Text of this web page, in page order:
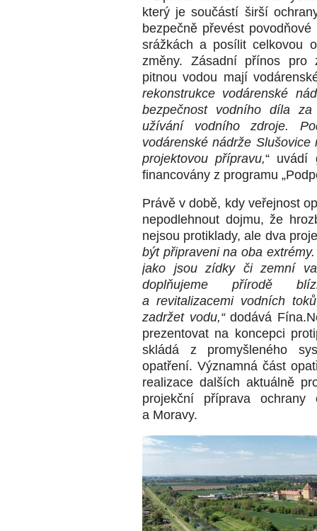
který je součástí širší
bezpečně převést
srážkách a posílit celkovou
změny. Zásadní přínos pro
pitnou vodou mají
rekonstrukce vodárenské
bezpečnost vodního díla
užívání vodního zdroje.
vodárenské nádrže
projektovou přípravu,“ uvádí
financovány z programu
Právě v době, kdy veřejnost
nepodlehnout dojmu, že
nejsou protiklady, ale dva
být připraveni na oba
jako jsou zídky či zemní
doplňujeme přírodě
a revitalizacemi vodních
zadržet vodu,“dodává
prezentovat na koncepci
skládá z promyšleného
opatření. Významná část
realizace dalších aktuálně
projekční příprava
a Moravy.